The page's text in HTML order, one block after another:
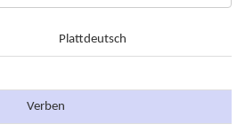
Plattdeutsch
Verben